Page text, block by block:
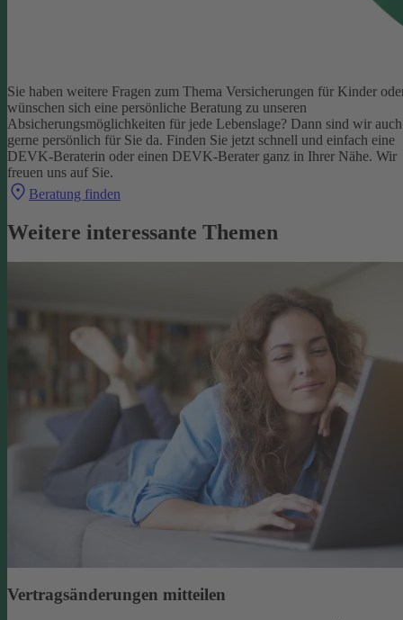
Sie haben weitere Fragen zum Thema Versicherungen für Kinder
wünschen sich eine persönliche Beratung zu unseren
Absicherungsmöglichkeiten für jede Lebenslage? Dann sind wir auch
gerne persönlich für Sie da. Finden Sie jetzt schnell und einfach eine
DEVK-Beraterin oder einen DEVK-Berater ganz in Ihrer Nähe. Wir
freuen uns auf Sie.
Beratung finden
Weitere interessante Themen
Vertragsänderungen mitteilen